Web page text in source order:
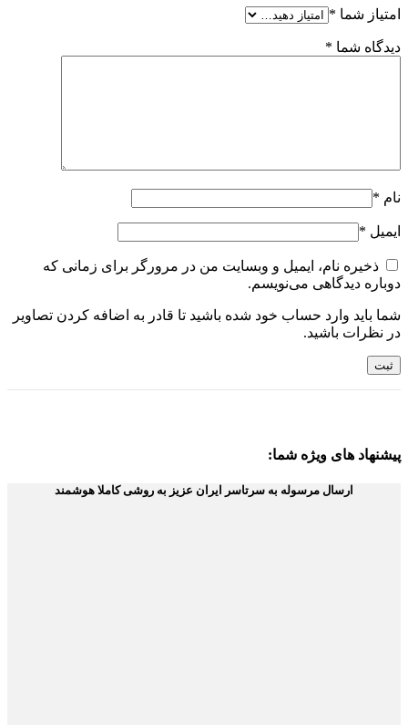
امتیاز شما *
دیدگاه شما *
نام *
ایمیل *
ذخیره نام، ایمیل و وبسایت من در مرورگر برای زمانی که
دوباره دیدگاهی می‌نویسم.
شما باید وارد حساب خود شده باشید تا قادر به اضافه کردن تصاویر
در نظرات باشید.
پیشنهاد های ویژه شما:
ارسال مرسوله به سرتاسر ایران عزیز به روشی کاملا هوشمند